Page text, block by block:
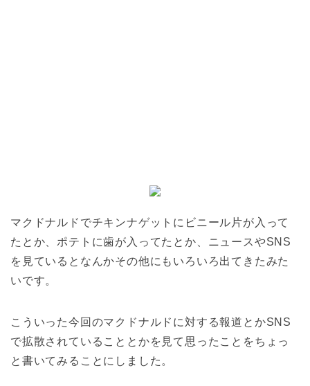
マクドナルドでチキンナゲットにビニール片が入って
たとか、ポテトに歯が入ってたとか、ニュースやSNS
を見ているとなんかその他にもいろいろ出てきたみた
いです。
こういった今回のマクドナルドに対する報道とかSNS
で拡散されていることとかを見て思ったことをちょっ
と書いてみることにしました。